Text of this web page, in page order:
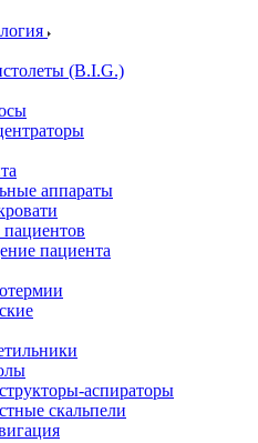
(B.I.G.)
аппараты
пациента
аспираторы
скальпели